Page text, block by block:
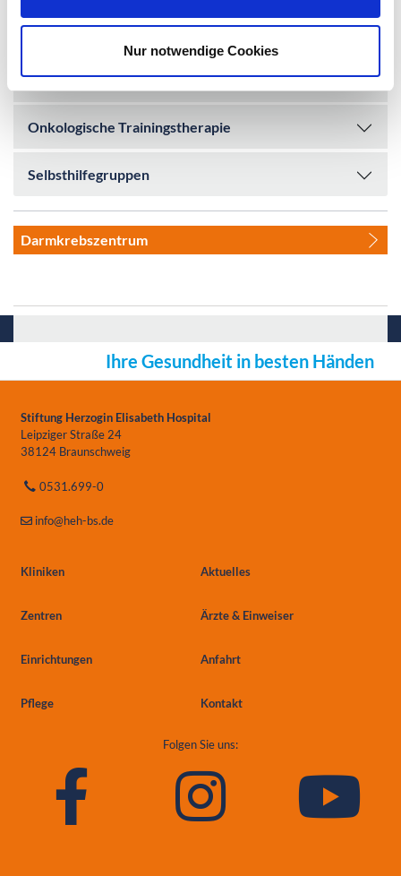
Nur notwendige Cookies
Physiotherapie
Onkologische Trainingstherapie
Selbsthilfegruppen
Darmkrebszentrum
Ihre Gesundheit in besten Händen
Stiftung Herzogin Elisabeth Hospital
Leipziger Straße 24
38124 Braunschweig
0531.699-0
info@heh-bs.de
Kliniken Aktuelles
Zentren Ärzte & Einweiser
Einrichtungen Anfahrt
Pflege Kontakt
Folgen Sie uns: